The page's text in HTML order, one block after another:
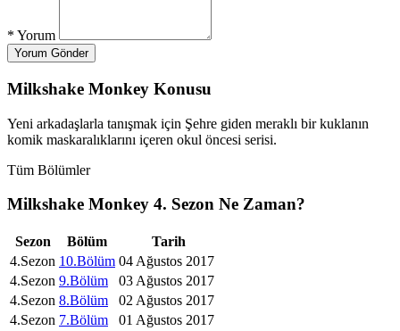
* Yorum
Yorum Gönder
Milkshake Monkey Konusu
Yeni arkadaşlarla tanışmak için Şehre giden meraklı bir kuklanın
komik maskaralıklarını içeren okul öncesi serisi.
Tüm Bölümler
Milkshake Monkey 4. Sezon Ne Zaman?
Sezon Bölüm
Tarih
4.Sezon 10.Bölüm 04 Ağustos 2017
4.Sezon 9.Bölüm
03 Ağustos 2017
4.Sezon 8.Bölüm
02 Ağustos 2017
4.Sezon 7.Bölüm
01 Ağustos 2017